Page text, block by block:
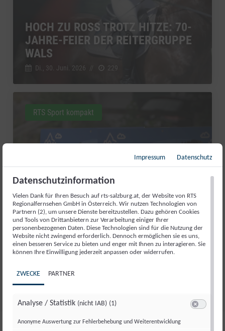
HOCH ZU ROSS TROTZ HITZE: 70-
JAHRE-FEIER DER REITERGRUPPE
WALS
Di., 30. Juni. 2026 // 229
AUFATMEN IN ABTENAU: DIE
Di., 30. Juni. 2026
RTS Sport kompakt
Impressum Datenschutz
Datenschutzinformation
Vielen Dank für Ihren Besuch auf rts-salzburg.at, der Website von RTS
Regionalfernsehen GmbH in Österreich. Wir nutzen Technologien von
Partnern (2), um unsere Dienste bereitzustellen. Dazu gehören Cookies
und Tools von Drittanbietern zur Verarbeitung einiger Ihrer
personenbezogenen Daten. Diese Technologien sind für die Nutzung der
Website nicht zwingend erforderlich. Dennoch ermöglichen sie es uns,
einen besseren Service zu bieten und enger mit Ihnen zu interagieren. Sie
können Ihre Einwilligung jederzeit anpassen oder widerrufen.
ZWECKE PARTNER
Analyse / Statistik (nicht IAB) (1)
Anonyme Auswertung zur Fehlerbehebung und Weiterentwicklung